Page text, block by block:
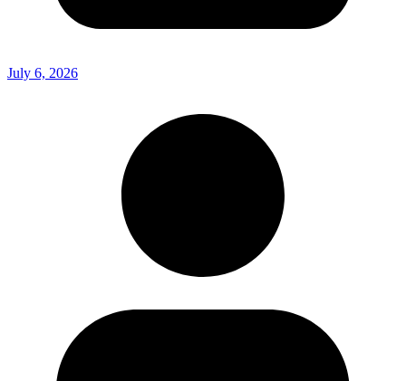
July 6, 2026